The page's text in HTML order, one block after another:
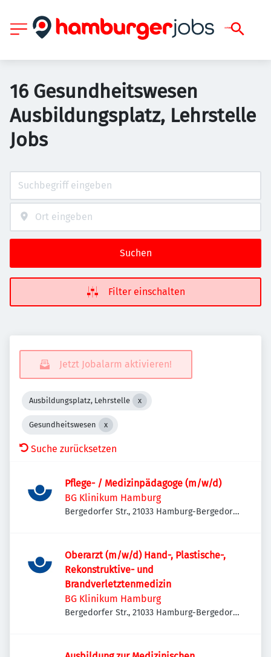
16 Gesundheitswesen
Ausbildungsplatz, Lehrstelle
Jobs
Suchen
Filter einschalten
Jetzt Jobalarm aktivieren!
Ausbildungsplatz, Lehrstelle
Gesundheitswesen
Suche zurücksetzen
Pflege- / Medizinpädagoge (m/w/d)
BG Klinikum Hamburg
Bergedorfer Str., 21033 Hamburg-Bergedorf,
Oberarzt (m/w/d) Hand-, Plastische-,
Rekonstruktive- und
Brandverletztenmedizin
BG Klinikum Hamburg
Bergedorfer Str., 21033 Hamburg-Bergedorf,